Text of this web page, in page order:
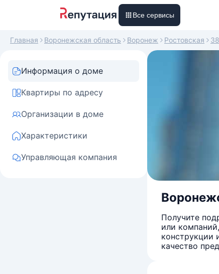
Все сервисы
Главная Воронежская область Воронеж Ростовская 38
Информация о доме
Квартиры по адресу
Организации в доме
Характеристики
Управляющая компания
Получите
или
конструкции
качество